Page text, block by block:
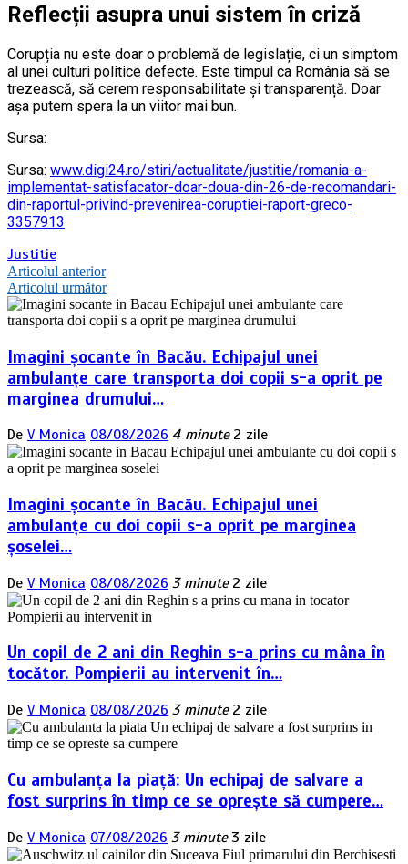
Reflecții asupra unui sistem în criză
Corupția nu este doar o problemă de legislație, ci un simptom
al unei culturi politice defecte. Este timpul ca România să se
trezească, să cerem responsabilitate și transparență. Doar
așa putem spera la un viitor mai bun.
Sursa:
Sursa: www.digi24.ro/stiri/actualitate/justitie/romania-a-
implementat-satisfacator-doar-doua-din-26-de-recomandari-
din-raportul-privind-prevenirea-coruptiei-raport-greco-
3357913
Justitie
Navigare
în
articole
Articolul anterior
Articolul următor
Imagini șocante în Bacău. Echipajul unei
ambulanțe care transporta doi copii s-a oprit pe
marginea drumului…
De V Monica 08/08/2026 4 minute 2 zile
Imagini șocante în Bacău. Echipajul unei
ambulanțe cu doi copii s-a oprit pe marginea
șoselei…
De V Monica 08/08/2026 3 minute 2 zile
Un copil de 2 ani din Reghin s-a prins cu mâna în
tocător. Pompierii au intervenit în…
De V Monica 08/08/2026 3 minute 2 zile
Cu ambulanța la piață: Un echipaj de salvare a
fost surprins în timp ce se oprește să cumpere…
De V Monica 07/08/2026 3 minute 3 zile